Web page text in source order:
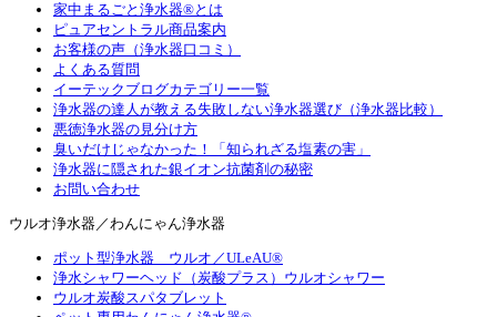
家中まるごと浄水器®とは
ピュアセントラル商品案内
お客様の声（浄水器口コミ）
よくある質問
イーテックブログカテゴリー一覧
浄水器の達人が教える失敗しない浄水器選び（浄水器比較）
悪徳浄水器の見分け方
臭いだけじゃなかった！「知られざる塩素の害」
浄水器に隠された銀イオン抗菌剤の秘密
お問い合わせ
ウルオ浄水器／わんにゃん浄水器
ポット型浄水器 ウルオ／ULeAU®
浄水シャワーヘッド（炭酸プラス）ウルオシャワー
ウルオ炭酸スパタブレット